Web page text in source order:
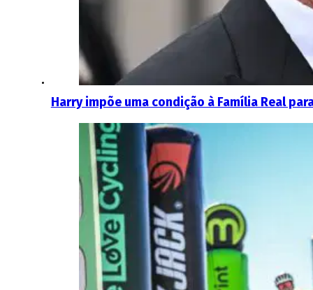
Harry impõe uma condição à Família Real